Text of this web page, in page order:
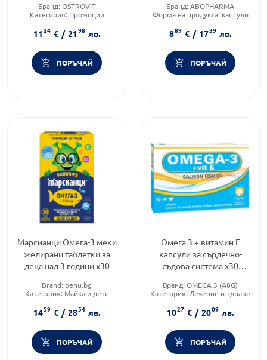
Бранд: OSTROVIT
Категория: Промоции
1124 € / 2198 лв.
ПОРЪЧАЙ
Abopharma
Бранд: ABOPHARMA
Форма на продукта: капсули
889 € / 1739 лв.
ПОРЪЧАЙ
Марсианци Омега-3 меки
желирани таблетки за
деца над 3 години х30
Brand: benu.bg
Категория: Майка и дете
1459 € / 2854 лв.
ПОРЪЧАЙ
Омега 3 + витамин Е
капсули за сърдечно-
съдова система х30
Бранд: OMEGA 3 (A8G)
Категория: Лечение и здраве
1027 € / 2009 лв.
ПОРЪЧАЙ